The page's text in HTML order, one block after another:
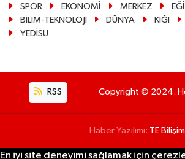
SPOR
EKONOMİ MERKEZ
BİLİM-TEKNOLOJİ
DÜNYA KİĞI
YEDİSU
RSS Copyright © 2024.
Haber Yazılımı: TE Bilişim
En iyi site deneyimi sağlamak için